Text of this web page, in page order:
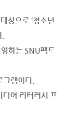
상으로 ‘청소년
하는 SNU팩트
램이다.
어 리터러시 프